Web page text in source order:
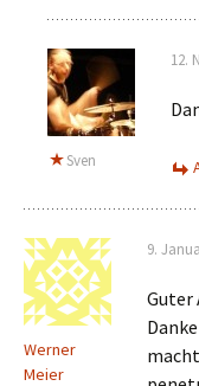
Sven
12.
Werner
Meier
9.
Guter